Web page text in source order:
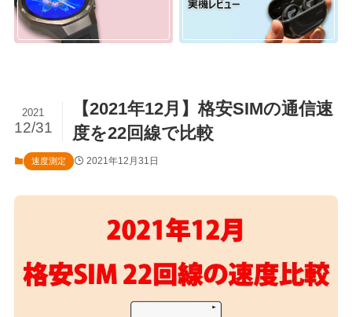
【2021年12月】格安SIMの通信速
度を22回線で比較
2021
12/31
速度測定 2021年12月31日